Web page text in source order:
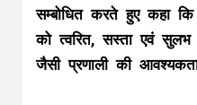
सम्बोधित करते हुए कहा
को त्वरित, सस्ता एवं
जैसी प्रणाली की